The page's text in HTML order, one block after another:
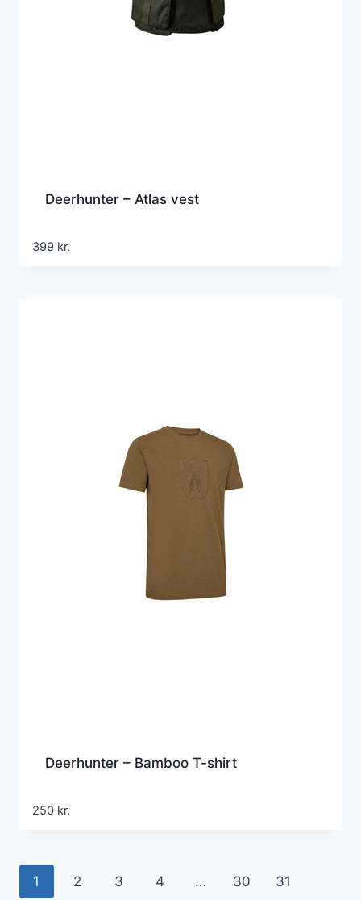
Deerhunter – Atlas vest
399 kr.
Deerhunter – Bamboo T-shirt
250 kr.
1 2 3 4 … 30 31